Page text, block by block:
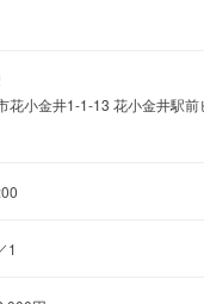
花小金井1-1-13 花小金井駅前
1